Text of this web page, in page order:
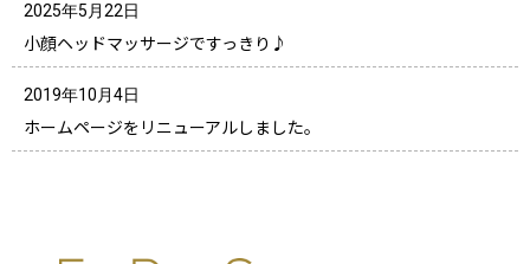
2025年5月22日
小顔ヘッドマッサージですっきり♪
2019年10月4日
ホームページをリニューアルしました。